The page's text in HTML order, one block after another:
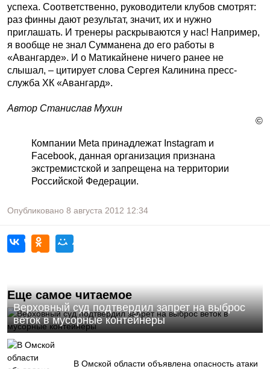
успеха. Соответственно, руководители клубов смотрят:
раз финны дают результат, значит, их и нужно
приглашать. И тренеры раскрываются у нас! Например,
я вообще не знал Сумманена до его работы в
«Авангарде». И о Матикайнене ничего ранее не
слышал, – цитирует слова Сергея Калинина пресс-
служба ХК «Авангард».
Автор Станислав Мухин
©
Компании Meta принадлежат Instagram и
Facebook, данная организация признана
экстремистской и запрещена на территории
Российской Федерации.
Опубликовано 8 августа 2012 12:34
Еще самое читаемое
Верховный суд подтвердил запрет на выброс
веток в мусорные контейнеры
В Омской области объявлена опасность атаки